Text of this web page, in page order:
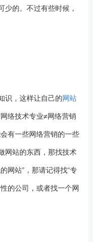
少的。不过有些时候，
识，这样让自己的网站
络技术专业≠网络营销
有一些网络营销的一些
网站的东西，那找技术
网站”，那请记得找“专
的公司，或者找一个网